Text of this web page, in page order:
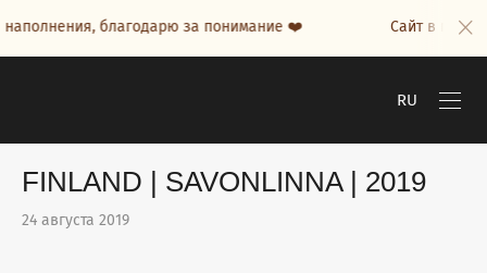
благодарю за понимание ❤️ Сайт в процессе
RU
FINLAND | SAVONLINNA | 2019
24 августа 2019